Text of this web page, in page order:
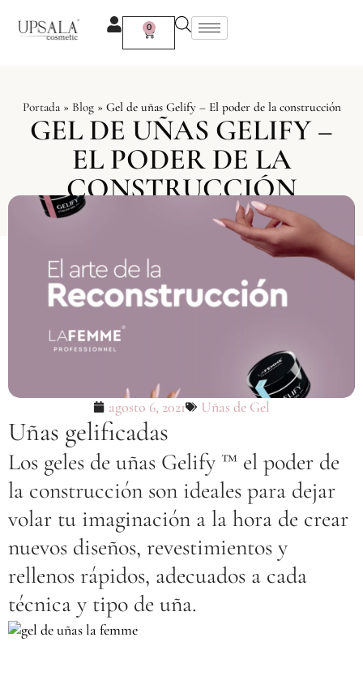
contenido
0
Carrito
Portada» Blog» Gel de uñas Gelify – El poder de la construcción
GEL DE UÑAS GELIFY –
EL PODER DE LA
CONSTRUCCIÓN
agosto 6, 2021 Uñas de Gel
Uñas gelificadas
Los geles de uñas Gelify ™ el poder de
la construcción son ideales para dejar
volar tu imaginación a la hora de crear
nuevos diseños, revestimientos y
rellenos rápidos, adecuados a cada
técnica y tipo de uña.